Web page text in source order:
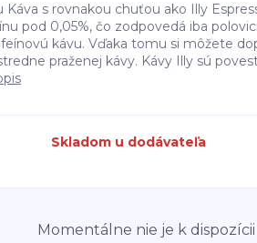
s rovnakou chuťou ako Illy
pod 0,05%, čo zodpovedá iba polovici
kávu. Vďaka tomu si môžete
praženej kávy. Kávy Illy sú
Skladom u dodávateľa
Momentálne nie je k dispozícii